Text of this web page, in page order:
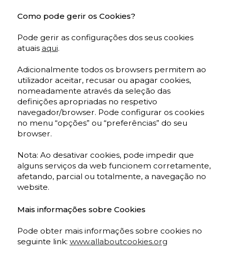
Como pode gerir os Cookies?
Pode gerir as configurações dos seus cookies
atuais aqui.
Adicionalmente todos os browsers permitem ao
utilizador aceitar, recusar ou apagar cookies,
nomeadamente através da seleção das
definições apropriadas no respetivo
navegador/browser. Pode configurar os cookies
no menu “opções” ou “preferências” do seu
browser.
Nota: Ao desativar cookies, pode impedir que
alguns serviços da web funcionem corretamente,
afetando, parcial ou totalmente, a navegação no
website.
Mais informações sobre Cookies
Pode obter mais informações sobre cookies no
seguinte link: www.allaboutcookies.org